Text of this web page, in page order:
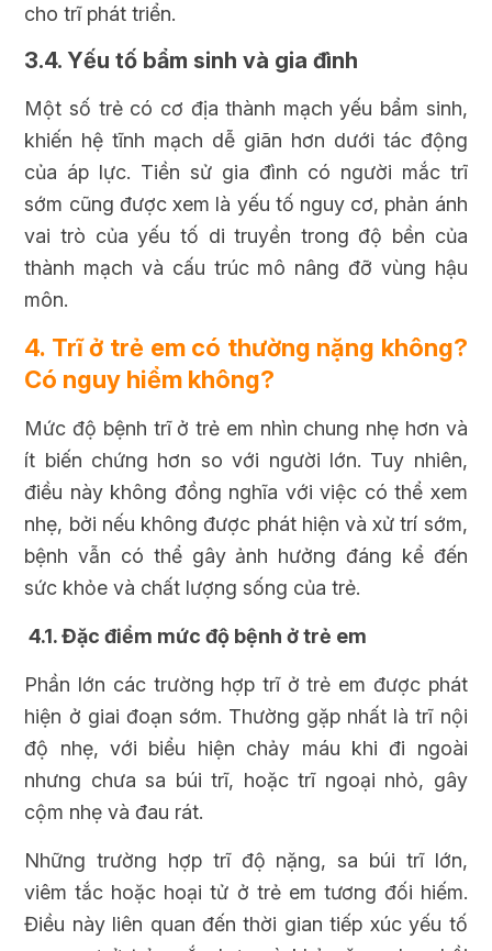
cho trĩ phát triển.
3.4. Yếu tố bẩm sinh và gia đình
Một số trẻ có cơ địa thành mạch yếu bẩm sinh,
khiến hệ tĩnh mạch dễ giãn hơn dưới tác động
của áp lực. Tiền sử gia đình có người mắc trĩ
sớm cũng được xem là yếu tố nguy cơ, phản ánh
vai trò của yếu tố di truyền trong độ bền của
thành mạch và cấu trúc mô nâng đỡ vùng hậu
môn.
4. Trĩ ở trẻ em có thường nặng không?
Có nguy hiểm không?
Mức độ bệnh trĩ ở trẻ em nhìn chung nhẹ hơn và
ít biến chứng hơn so với người lớn. Tuy nhiên,
điều này không đồng nghĩa với việc có thể xem
nhẹ, bởi nếu không được phát hiện và xử trí sớm,
bệnh vẫn có thể gây ảnh hưởng đáng kể đến
sức khỏe và chất lượng sống của trẻ.
4.1. Đặc điểm mức độ bệnh ở trẻ em
Phần lớn các trường hợp trĩ ở trẻ em được phát
hiện ở giai đoạn sớm. Thường gặp nhất là trĩ nội
độ nhẹ, với biểu hiện chảy máu khi đi ngoài
nhưng chưa sa búi trĩ, hoặc trĩ ngoại nhỏ, gây
cộm nhẹ và đau rát.
Những trường hợp trĩ độ nặng, sa búi trĩ lớn,
viêm tắc hoặc hoại tử ở trẻ em tương đối hiếm.
Điều này liên quan đến thời gian tiếp xúc yếu tố